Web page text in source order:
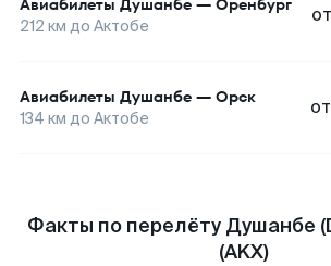
Авиабилеты Душанбе — Оренбург
212 км до Актобе от
Авиабилеты Душанбе — Орск
134 км до Актобе от
Факты по перелёту Душанбе
(AKX)